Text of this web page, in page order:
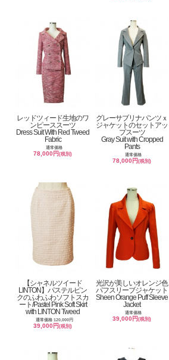
レッドツィード生地のワ
ンピーススーツ
Dress Suit With Red Tweed
Fabric
通常価格
78,000円(税別)
グレーサブリナパンツｘ
ジャケットのセットアッ
プスーツ
Gray Suit with Cropped
Pants
通常価格
78,000円(税別)
【シャネルツイード
LINTON】パステルピン
クのふわふわソフトスカ
ート/Pastel Pink Soft Skirt
with LINTON Tweed
通常価格 120,000円
39,000円(税別)
光沢が美しいオレンジ色
パフスリーブジャケット
Sheen Orange Puff Sleeve
Jacket
通常価格
39,000円(税別)